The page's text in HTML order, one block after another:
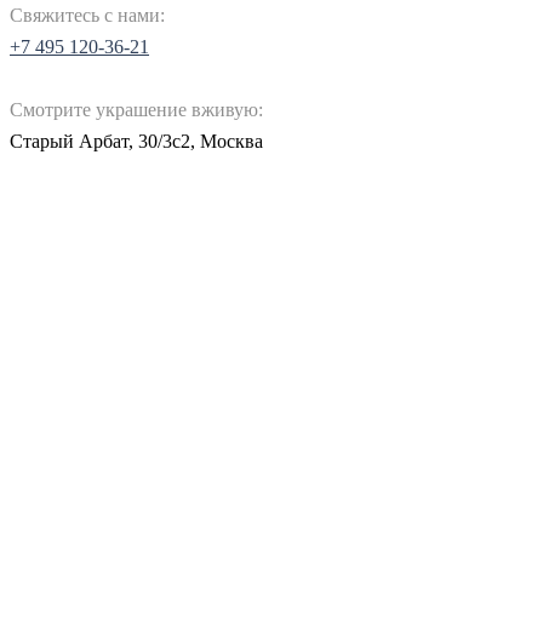
Свяжитесь с нами:
+7 495 120-36-21
Смотрите украшение вживую:
Старый Арбат, 30/3с2, Москва